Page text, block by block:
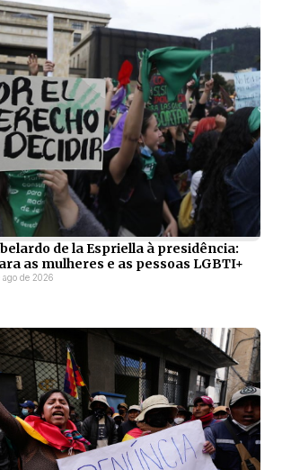
de la Espriella à presidência:
as mulheres e as pessoas LGBTI+
ago de 2026